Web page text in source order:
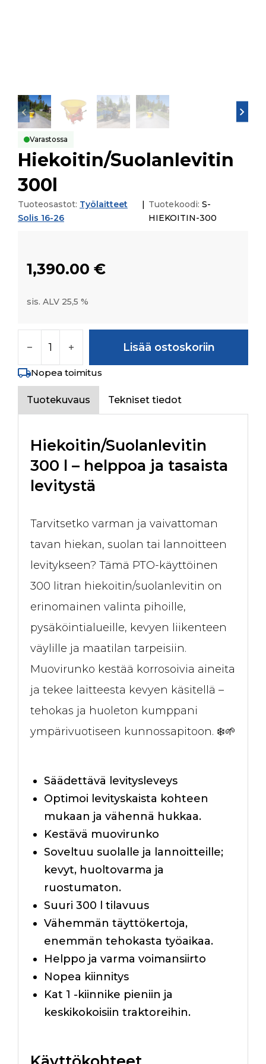
Varastossa
Hiekoitin/Suolanlevitin
300l
Tuoteosastot: Työlaitteet
Solis 16-26
Tuotekoodi: S-
HIEKOITIN-300
1,390.00 €
sis. ALV 25,5 %
Lisää ostoskoriin
Nopea toimitus
Tuotekuvaus Tekniset tiedot
Hiekoitin/Suolanlevitin
300 l – helppoa ja tasaista
levitystä
Tarvitsetko varman ja vaivattoman
tavan hiekan, suolan tai lannoitteen
levitykseen? Tämä PTO-käyttöinen
300 litran hiekoitin/suolanlevitin on
erinomainen valinta pihoille,
pysäköintialueille, kevyen liikenteen
väylille ja maatilan tarpeisiin.
Muovirunko kestää korrosoivia aineita
ja tekee laitteesta kevyen käsitellä –
tehokas ja huoleton kumppani
ympärivuotiseen kunnossapitoon. ❄️🌱
Säädettävä levitysleveys
Optimoi levityskaista kohteen
mukaan ja vähennä hukkaa.
Kestävä muovirunko
Soveltuu suolalle ja lannoitteille;
kevyt, huoltovarma ja
ruostumaton.
Suuri 300 l tilavuus
Vähemmän täyttökertoja,
enemmän tehokasta työaikaa.
Helppo ja varma voimansiirto
Nopea kiinnitys
Kat 1 -kiinnike pieniin ja
keskikokoisiin traktoreihin.